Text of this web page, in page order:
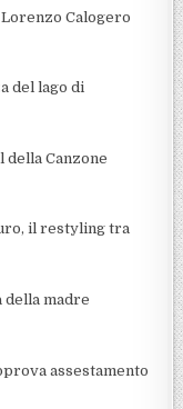
Calogero
del lago di
della Canzone
il restyling tra
della madre
assestamento